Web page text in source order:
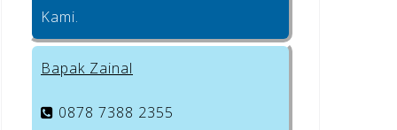
Kami.
Bapak Zainal
0878 7388 2355